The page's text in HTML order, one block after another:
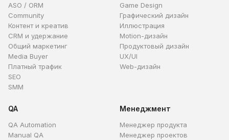
ASO / ORM
Community
Контент и креатив
CRM и удержание
Общий маркетинг
Media Buyer
Платный трафик
SEO
SMM
Game Design
Графический дизайн
Иллюстрация
Motion-дизайн
Продуктовый дизайн
UX/UI
Web-дизайн
QA
QA Automation
Manual QA
Менеджмент
Менеджер продукта
Менеджер проектов